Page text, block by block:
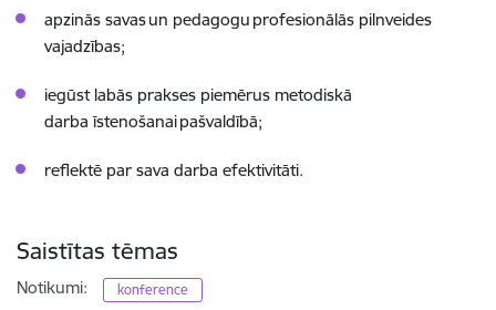
apzinās savas un pedagogu profesionālās pilnveides
vajadzības;
iegūst labās prakses piemērus metodiskā
darba īstenošanai pašvaldībā;
reflektē par sava darba efektivitāti.
Saistītas tēmas
Notikumi: konference